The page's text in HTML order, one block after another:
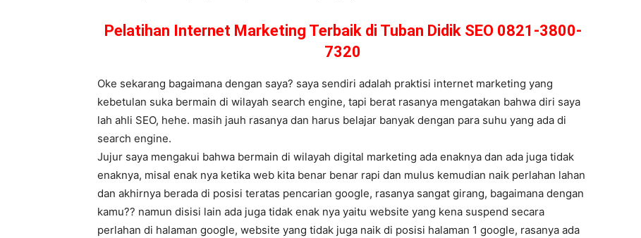
Pelatihan Internet Marketing Terbaik di Tuban Didik SEO 0821-3800-
7320
Oke sekarang bagaimana dengan saya? saya sendiri adalah praktisi internet marketing yang
kebetulan suka bermain di wilayah search engine, tapi berat rasanya mengatakan bahwa diri saya
lah ahli SEO, hehe. masih jauh rasanya dan harus belajar banyak dengan para suhu yang ada di
search engine.
Jujur saya mengakui bahwa bermain di wilayah digital marketing ada enaknya dan ada juga tidak
enaknya, misal enak nya ketika web kita benar benar rapi dan mulus kemudian naik perlahan lahan
dan akhirnya berada di posisi teratas pencarian google, rasanya sangat girang, bagaimana dengan
kamu?? namun disisi lain ada juga tidak enak nya yaitu website yang kena suspend secara
perlahan di halaman google, website yang tidak juga naik di posisi halaman 1 google, rasanya ada